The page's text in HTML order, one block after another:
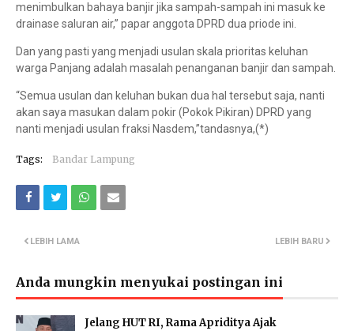
menimbulkan bahaya banjir jika sampah-sampah ini masuk ke
drainase saluran air,” papar anggota DPRD dua priode ini.
Dan yang pasti yang menjadi usulan skala prioritas keluhan
warga Panjang adalah masalah penanganan banjir dan sampah.
“Semua usulan dan keluhan bukan dua hal tersebut saja, nanti
akan saya masukan dalam pokir (Pokok Pikiran) DPRD yang
nanti menjadi usulan fraksi Nasdem,”tandasnya,(*)
Tags: Bandar Lampung
LEBIH BARU
LEBIH LAMA
Anda mungkin menyukai postingan ini
Jelang HUT RI, Rama Apriditya Ajak